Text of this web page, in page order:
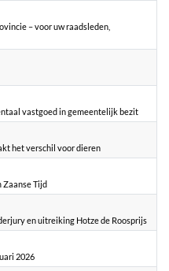
– voor uw raadsleden,
vastgoed in gemeentelijk bezit
het verschil voor dieren
Zaanse Tijd
en uitreiking Hotze de Roosprijs
2026